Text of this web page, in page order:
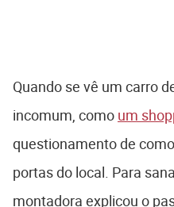
Quando se vê um carro
incomum, como um
questionamento de
portas do local. Para
montadora explicou o